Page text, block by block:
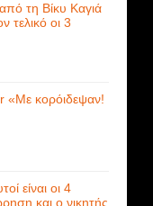
τη Βίκυ Καγιά
τελικό οι 3
«Με κορόιδεψαν!
είναι οι 4
και ο νικητής